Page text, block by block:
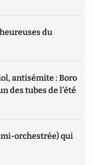
du
antisémite : Boro
des tubes de l’été
orchestrée) qui